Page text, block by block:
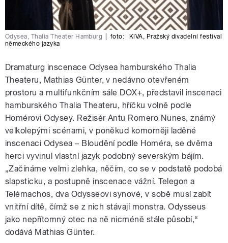
Odysea, Thalia Theater Hamburg foto: KIVA, Pražský divadelní festival
německého jazyka
Dramaturg inscenace Odysea hamburského Thalia
Theateru, Mathias Günter, v nedávno otevřeném
prostoru a multifunkčním sále DOX+, představil inscenaci
hamburského Thalia Theateru, hříčku volně podle
Homérovi Odysey. Režisér Antu Romero Nunes, známý
velkolepými scénami, v poněkud komorněji laděné
inscenaci Odysea – Bloudění podle Homéra, se dvěma
herci vyvinul vlastní jazyk podobný severským bájím.
„Začínáme velmi zlehka, něčím, co se v podstatě podobá
slapsticku, a postupně inscenace vážní. Telegon a
Telémachos, dva Odysseovi synové, v sobě musí zabít
vnitřní dítě, čímž se z nich stávají monstra. Odysseus
jako nepřítomný otec na ně nicméně stále působí,“
dodává Mathias Günter.